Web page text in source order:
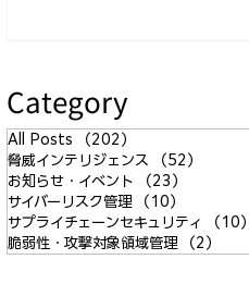
Category
All Posts （202）
脅威インテリジェンス
（52）
お知らせ・イベント
（23）
サイバーリスク管理
（10）
サプライチェーンセキュリティ
（10）
脆弱性・攻撃対象領域管理
（2）